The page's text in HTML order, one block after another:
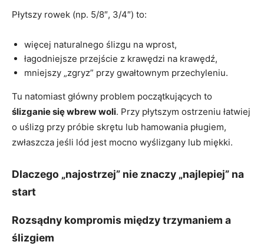
Płytszy rowek (np. 5/8″, 3/4″) to:
więcej naturalnego ślizgu na wprost,
łagodniejsze przejście z krawędzi na krawędź,
mniejszy „zgryz” przy gwałtownym przechyleniu.
Tu natomiast główny problem początkujących to
ślizganie się wbrew woli. Przy płytszym ostrzeniu łatwiej
o uślizg przy próbie skrętu lub hamowania pługiem,
zwłaszcza jeśli lód jest mocno wyślizgany lub miękki.
Dlaczego „najostrzej” nie znaczy „najlepiej” na
start
Rozsądny kompromis między trzymaniem a
ślizgiem